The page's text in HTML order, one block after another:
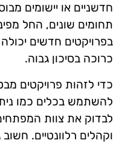
חדשניים או יישומים
תחומים שונים, החל
בפרויקטים חדשים
כרוכה בסיכון גבוה.
כדי לזהות פרויקטים
להשתמש בכלים כמו
לבדוק את צוות
וקהלים רלוונטיים.